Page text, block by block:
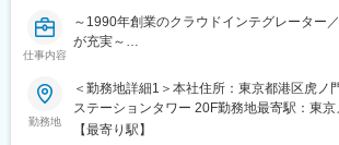
親会社のネットワークから大手自動車メー
の取引も行っており、主体的な関りが可能。
載向け・AI分野に注力し着実に実績を伸ば
社・マイクロソフト社をはじめとした世界的
ーシップを結び、取引を軸にしつつ、新たな
仕事内容
～1990年創業のクラウドインテグレーター
が充実～
●月平均残業8.5H/有給休暇平均取得日数13.7
性65％
●マイクロソフトパートナーオブザイヤー13
勤務地
＜勤務地詳細1＞本社住所：東京都港区虎ノ
ステーションタワー 20F勤務地最寄駅：東京
門駅受動喫煙対策：屋内喫煙可能場所あり＜
【最寄り駅】